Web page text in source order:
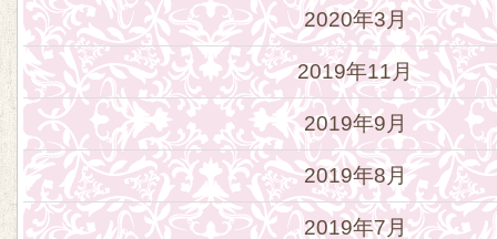
2020年3月
2019年11月
2019年9月
2019年8月
2019年7月